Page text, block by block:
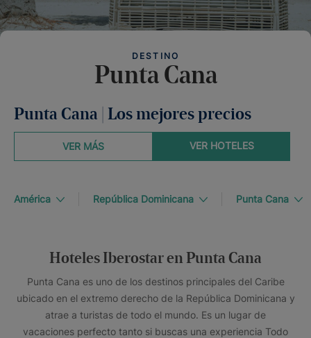
DESTINO
Punta Cana
Punta Cana | Los mejores precios
VER HOTELES
VER MÁS
América República Dominicana Punta Cana
Hoteles Iberostar en Punta Cana
Punta Cana es uno de los destinos principales del Caribe
ubicado en el extremo derecho de la República Dominicana y
atrae a turistas de todo el mundo. Es un lugar de
vacaciones perfecto tanto si buscas una experiencia Todo